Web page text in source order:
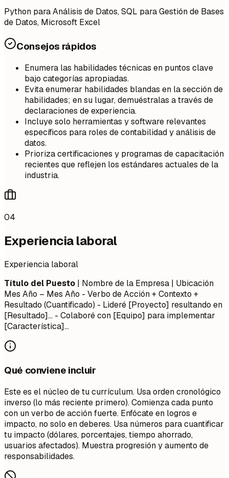
Python para Análisis de Datos, SQL para Gestión de Bases
de Datos, Microsoft Excel
Consejos rápidos
Enumera las habilidades técnicas en puntos clave
bajo categorías apropiadas.
Evita enumerar habilidades blandas en la sección de
habilidades; en su lugar, demuéstralas a través de
declaraciones de experiencia.
Incluye solo herramientas y software relevantes
específicos para roles de contabilidad y análisis de
datos.
Prioriza certificaciones y programas de capacitación
recientes que reflejen los estándares actuales de la
industria.
04
Experiencia laboral
Experiencia laboral
Título del Puesto | Nombre de la Empresa | Ubicación
Mes Año – Mes Año - Verbo de Acción + Contexto +
Resultado (Cuantificado) - Lideré [Proyecto] resultando en
[Resultado]... - Colaboré con [Equipo] para implementar
[Característica]...
Qué conviene incluir
Este es el núcleo de tu currículum. Usa orden cronológico
inverso (lo más reciente primero). Comienza cada punto
con un verbo de acción fuerte. Enfócate en logros e
impacto, no solo en deberes. Usa números para cuantificar
tu impacto (dólares, porcentajes, tiempo ahorrado,
usuarios afectados). Muestra progresión y aumento de
responsabilidades.